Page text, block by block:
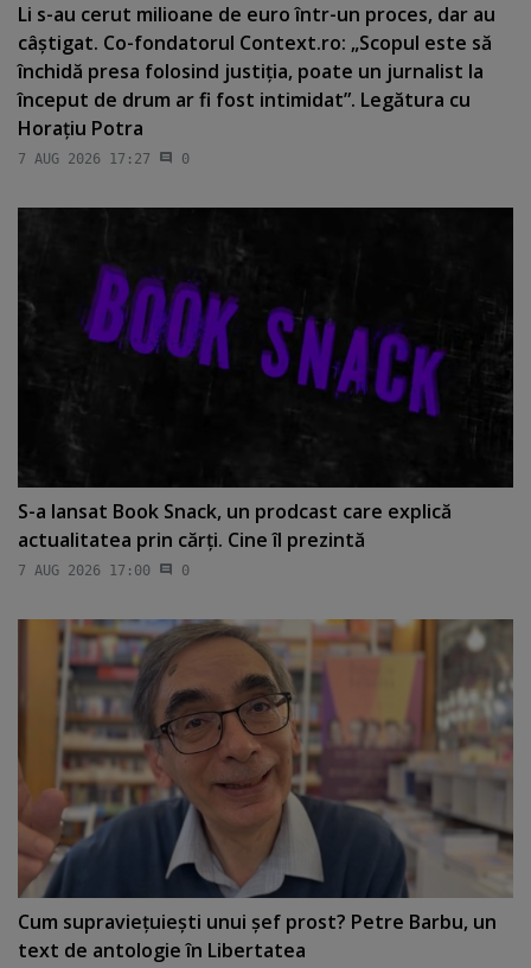
Li s-au cerut milioane de euro într-un proces, dar au
câştigat. Co-fondatorul Context.ro: „Scopul este să
închidă presa folosind justiţia, poate un jurnalist la
început de drum ar fi fost intimidat”. Legătura cu
Horaţiu Potra
7 AUG 2026 17:27 0
S-a lansat Book Snack, un prodcast care explică
actualitatea prin cărţi. Cine îl prezintă
7 AUG 2026 17:00 0
Cum supravieţuieşti unui şef prost? Petre Barbu, un
text de antologie în Libertatea